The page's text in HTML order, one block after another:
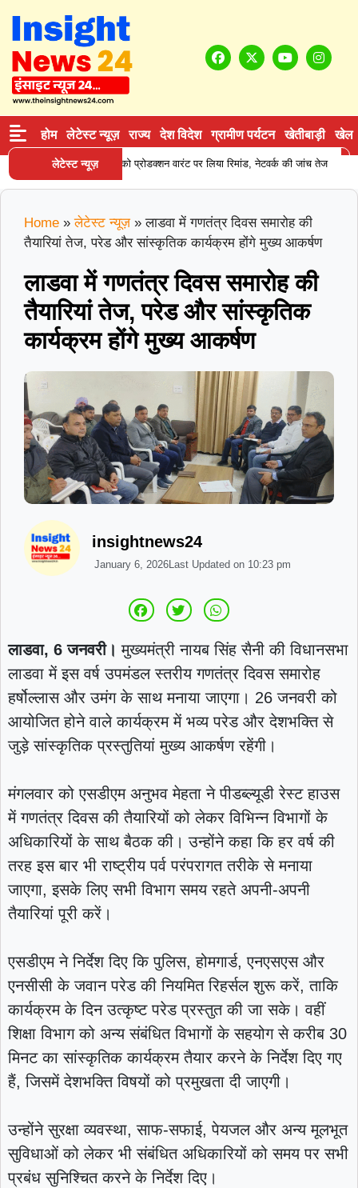
होम लेटेस्ट न्यूज़ राज्य देश विदेश ग्रामीण पर्यटन खेतीबाड़ी खेल
लेटेस्ट न्यूज़
सप्लाई करने वाले आरोपी को प्रोडक्शन वारंट पर लिया रिमांड, नेटवर्क की जांच तेज
Home » लेटेस्ट न्यूज़ »लाडवा में गणतंत्र दिवस समारोह की
तैयारियां तेज, परेड और सांस्कृतिक कार्यक्रम होंगे मुख्य आकर्षण
लाडवा में गणतंत्र दिवस समारोह की
तैयारियां तेज, परेड और सांस्कृतिक
कार्यक्रम होंगे मुख्य आकर्षण
insightnews24
January 6, 2026Last Updated on 10:23 pm
लाडवा, 6 जनवरी। मुख्यमंत्री नायब सिंह सैनी की विधानसभा
लाडवा में इस वर्ष उपमंडल स्तरीय गणतंत्र दिवस समारोह
हर्षोल्लास और उमंग के साथ मनाया जाएगा। 26 जनवरी को
आयोजित होने वाले कार्यक्रम में भव्य परेड और देशभक्ति से
जुड़े सांस्कृतिक प्रस्तुतियां मुख्य आकर्षण रहेंगी।
मंगलवार को एसडीएम अनुभव मेहता ने पीडब्ल्यूडी रेस्ट हाउस
में गणतंत्र दिवस की तैयारियों को लेकर विभिन्न विभागों के
अधिकारियों के साथ बैठक की। उन्होंने कहा कि हर वर्ष की
तरह इस बार भी राष्ट्रीय पर्व परंपरागत तरीके से मनाया
जाएगा, इसके लिए सभी विभाग समय रहते अपनी-अपनी
तैयारियां पूरी करें।
एसडीएम ने निर्देश दिए कि पुलिस, होमगार्ड, एनएसएस और
एनसीसी के जवान परेड की नियमित रिहर्सल शुरू करें, ताकि
कार्यक्रम के दिन उत्कृष्ट परेड प्रस्तुत की जा सके। वहीं
शिक्षा विभाग को अन्य संबंधित विभागों के सहयोग से करीब 30
मिनट का सांस्कृतिक कार्यक्रम तैयार करने के निर्देश दिए गए
हैं, जिसमें देशभक्ति विषयों को प्रमुखता दी जाएगी।
उन्होंने सुरक्षा व्यवस्था, साफ-सफाई, पेयजल और अन्य मूलभूत
सुविधाओं को लेकर भी संबंधित अधिकारियों को समय पर सभी
प्रबंध सुनिश्चित करने के निर्देश दिए।